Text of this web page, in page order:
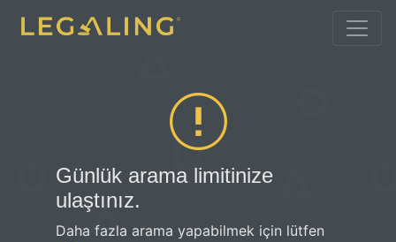
Günlük arama limitinize
ulaştınız.
Daha fazla arama yapabilmek için lütfen